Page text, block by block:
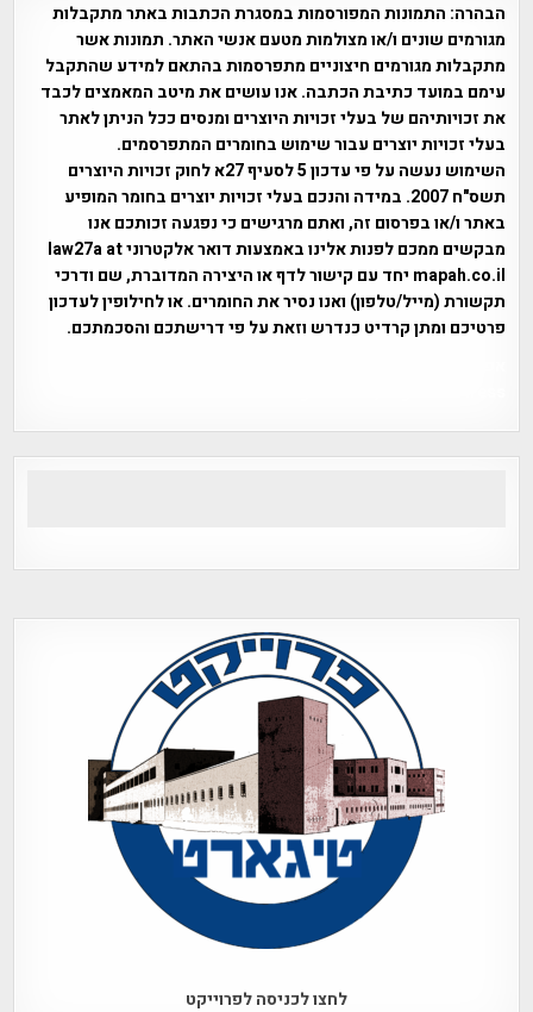
הבהרה: התמונות המפורסמות במסגרת הכתבות באתר מתקבלות
מגורמים שונים ו/או מצולמות מטעם אנשי האתר. תמונות אשר
מתקבלות מגורמים חיצוניים מתפרסמות בהתאם למידע שהתקבל
עימם במועד כתיבת הכתבה. אנו עושים את מיטב המאמצים לכבד
את זכויותיהם של בעלי זכויות היוצרים ומנסים ככל הניתן לאתר
בעלי זכויות יוצרים עבור שימוש בחומרים המתפרסמים.
השימוש נעשה על פי עדכון 5 לסעיף 27א לחוק זכויות היוצרים
תשס"ח 2007. במידה והנכם בעלי זכויות יוצרים בחומר המופיע
באתר ו/או בפרסום זה, ואתם מרגישים כי נפגעה זכותכם אנו
מבקשים ממכם לפנות אלינו באמצעות דואר אלקטרוני law27a at
mapah.co.il יחד עם קישור לדף או היצירה המדוברת, שם ודרכי
תקשורת (מייל/טלפון) ואנו נסיר את החומרים. או לחילופין לעדכון
פרטיכם ומתן קרדיט כנדרש וזאת על פי דרישתכם והסכמתכם.
לחצו לכניסה לפרוייקט